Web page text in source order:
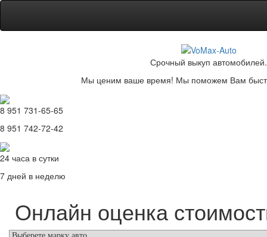
Срочный выкуп автомобилей.
Мы ценим ваше время! Мы поможем Вам
8 951 731-65-65
8 951 742-72-42
24 часа в сутки
7 дней в неделю
Онлайн оценка